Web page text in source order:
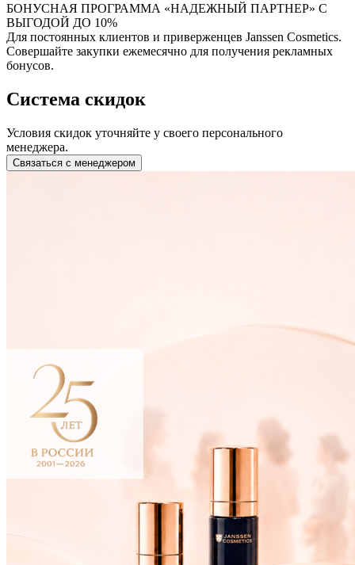
БОНУСНАЯ ПРОГРАММА «НАДЕЖНЫЙ ПАРТНЕР» С
ВЫГОДОЙ ДО 10%
Для постоянных клиентов и приверженцев Janssen Cosmetics.
Совершайте закупки ежемесячно для получения рекламных
бонусов.
Система скидок
Условия скидок уточняйте у своего персонального
менеджера.
Связаться с менеджером